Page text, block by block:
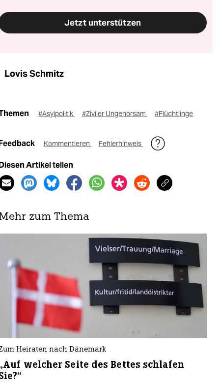
Jetzt unterstützen
Lovis Schmitz
#Asylpolitik #Ziviler Ungehorsam #Flüchtlinge
Kommentieren Fehlerhinweis
Artikel teilen
zum Thema
Heiraten nach Dänemark
welcher Seite des Bettes schlafen